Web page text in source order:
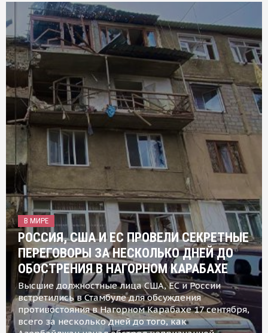
В МИРЕ
РОССИЯ, США И ЕС ПРОВЕЛИ СЕКРЕТНЫЕ
ПЕРЕГОВОРЫ ЗА НЕСКОЛЬКО ДНЕЙ ДО
ОБОСТРЕНИЯ В НАГОРНОМ КАРАБАХЕ
Высшие должностные лица США, ЕС и России
встретились в Стамбуле для обсуждения
противостояния в Нагорном Карабахе 17 сентября,
всего за несколько дней до того, как